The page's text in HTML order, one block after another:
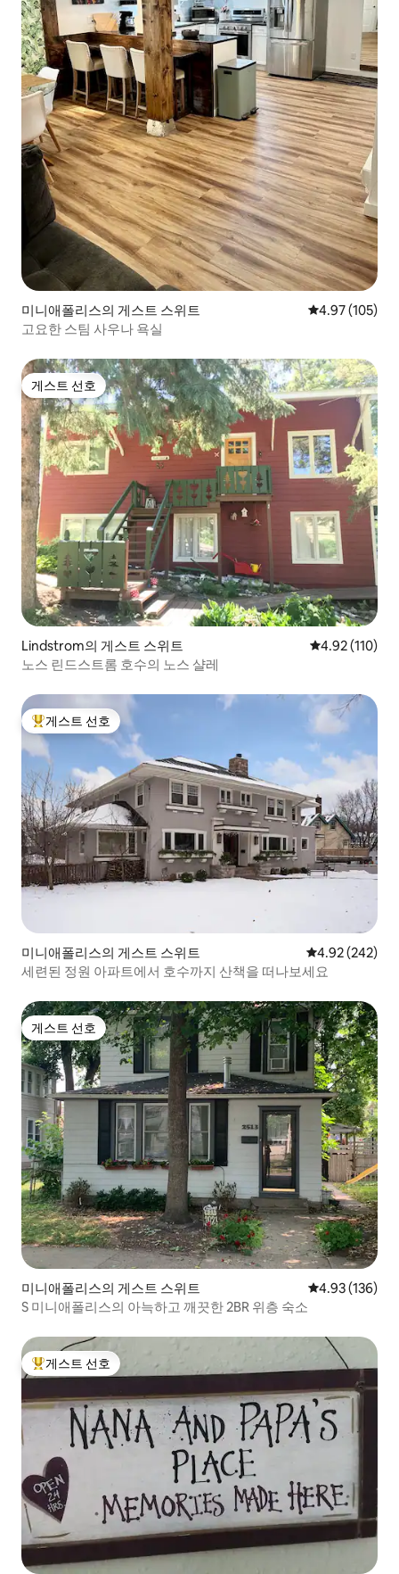
미니애폴리스의 게스트 스위트 평점 4.97점(5
4.97 (105)
고요한 스팀 사우나 욕실
게스트 선호
게스트 선호
Lindstrom의 게스트 스위트 평점 4.92점(5
4.92 (110)
노스 린드스트롬 호수의 노스 샬레
상위 게스트 선호
게스트 선호
미니애폴리스의 게스트 스위트 평점 4.92점(5
4.92 (242)
세련된 정원 아파트에서 호수까지 산책을 떠나보세요
게스트 선호
게스트 선호
미니애폴리스의 게스트 스위트 평점 4.93점(5
4.93 (136)
S 미니애폴리스의 아늑하고 깨끗한 2BR 위층 숙소
상위 게스트 선호
게스트 선호